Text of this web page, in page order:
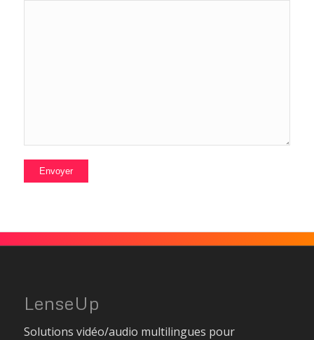
LenseUp
Solutions vidéo/audio multilingues pour